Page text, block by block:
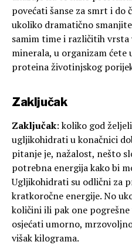
povećati šanse za smrt i do
ukoliko dramatično
samim time i različitih
minerala, u organizam ćete
proteina životinjskog
Zaključak
Zaključak: koliko god
ugljikohidrati u konačnici
pitanje je, nažalost, nešto
potrebna energija kako bi
Ugljikohidrati su odlični za
kratkoročne energije. No
količini ili pak one
osjećati umorno,
višak kilograma.